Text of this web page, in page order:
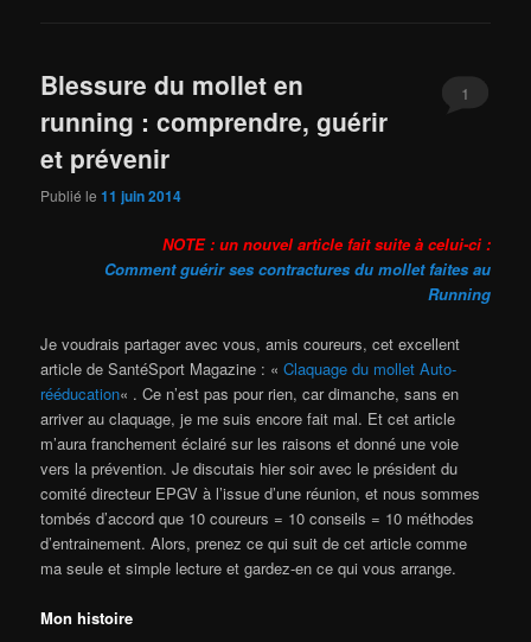
Blessure du mollet en
running : comprendre, guérir
et prévenir
Publié le11 juin 2014
1
NOTE : un nouvel article fait suite à celui-ci :
Comment guérir ses contractures du mollet faites au
Running
Je voudrais partager avec vous, amis coureurs, cet excellent
article de SantéSport Magazine : «Claquage du mollet Auto-
rééducation« . Ce n’est pas pour rien, car dimanche, sans en
arriver au claquage, je me suis encore fait mal. Et cet article
m’aura franchement éclairé sur les raisons et donné une voie
vers la prévention. Je discutais hier soir avec le président du
comité directeur EPGV à l’issue d’une réunion, et nous sommes
tombés d’accord que 10 coureurs = 10 conseils = 10 méthodes
d’entrainement. Alors, prenez ce qui suit de cet article comme
ma seule et simple lecture et gardez-en ce qui vous arrange.
Mon histoire